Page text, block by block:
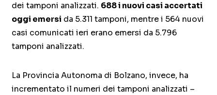
dei tamponi analizzati. 688 i nuovi casi accertati
oggi emersi da 5.311 tamponi, mentre i 564 nuovi
casi comunicati ieri erano emersi da 5.796
tamponi analizzati.
La Provincia Autonoma di Bolzano, invece, ha
incrementato il numeri dei tamponi analizzati –